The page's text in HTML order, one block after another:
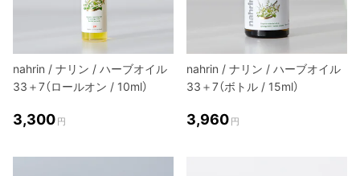
nahrin / ナリン / ハーブオイル
33＋7（ロールオン / 10ml）
3,300 円
nahrin / ナリン / ハーブオイル
33＋7（ボトル / 15ml）
3,960 円